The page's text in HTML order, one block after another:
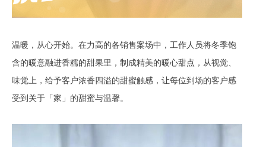
温暖，从心开始。在力高的各销售案场中，工作人员将冬季饱
含的暖意融进香糯的甜果里，制成精美的暖心甜点，从视觉、
味觉上，给予客户浓香四溢的甜蜜触感，让每位到场的客户感
受到关于「家」的甜蜜与温馨。